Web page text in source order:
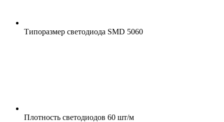
Типоразмер светодиода SMD 5060
Плотность светодиодов 60 шт/м